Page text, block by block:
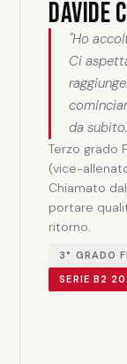
Davide
"Ho
Ci
da
Terzo grado
(vice-
Chiamato
portare
ritorno.
3° GRADO
SERIE B2